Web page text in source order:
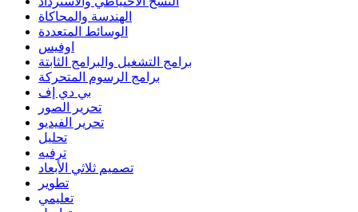
الهندسة والمحاكاة
الوسائط المتعددة
اوفيس
برامج التشغيل والبرامج الثابتة
برامج الرسوم المتحركة
بي دي إف
تحرير الصور
تحرير الفيديو
تحليل
ترفيه
تصميم ثلاثي الأبعاد
تطوير
تعليمي